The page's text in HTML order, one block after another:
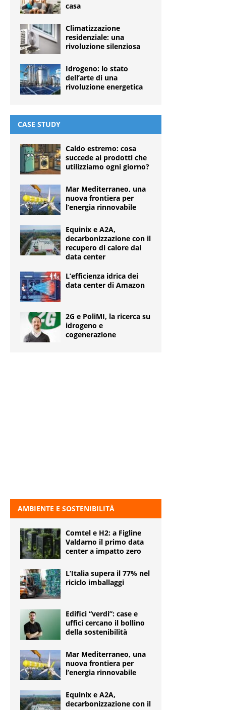
casa
Climatizzazione
residenziale: una
rivoluzione silenziosa
Idrogeno: lo stato
dell’arte di una
rivoluzione energetica
CASE STUDY
Caldo estremo: cosa
succede ai prodotti che
utilizziamo ogni giorno?
Mar Mediterraneo, una
nuova frontiera per
l’energia rinnovabile
Equinix e A2A,
decarbonizzazione con il
recupero di calore dai
data center
L’efficienza idrica dei
data center di Amazon
2G e PoliMI, la ricerca su
idrogeno e
cogenerazione
AMBIENTE E SOSTENIBILITÀ
Comtel e H2: a Figline
Valdarno il primo data
center a impatto zero
L’Italia supera il 77% nel
riciclo imballaggi
Edifici “verdi”: case e
uffici cercano il bollino
della sostenibilità
Mar Mediterraneo, una
nuova frontiera per
l’energia rinnovabile
Equinix e A2A,
decarbonizzazione con il